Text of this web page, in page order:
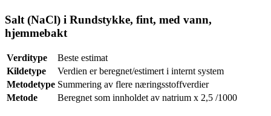
Salt (NaCl) i Rundstykke, fint, med vann,
hjemmebakt
Verditype
Beste estimat
Kildetype
Verdien er beregnet/estimert i internt system
Metodetype Summering av flere næringsstoffverdier
Metode
Beregnet som innholdet av natrium x 2,5 /1000